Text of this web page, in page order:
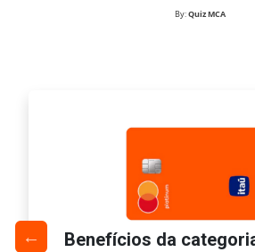
By:Quiz MCA
Benefícios da